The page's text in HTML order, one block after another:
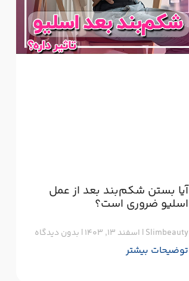
آیا بستن شکم‌بند بعد از عمل
اسلیو ضروری است؟
Slimbeauty اسفند ۱۳, ۱۴۰۳ بدون دیدگاه
توضیحات بیشتر